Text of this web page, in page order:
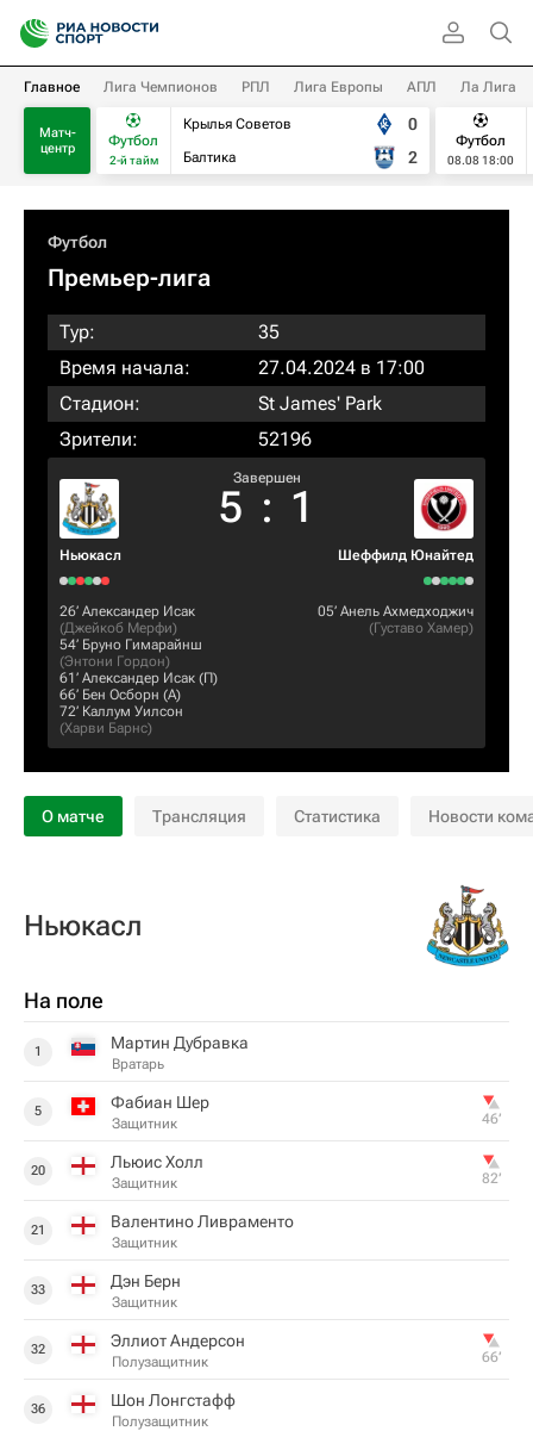
Главное Лига Чемпионов РПЛ Лига Европы АПЛ Ла Лига
Матч-
центр
Футбол
2-й тайм
Крылья Советов
Балтика
0
2
Футбол
08.08 18:00
Футбол
Премьер-лига
Тур:
35
Время начала:
27.04.2024 в 17:00
Стадион:
St James' Park
Зрители:
52196
Ньюкасл
Завершен
5 : 1
Шеффилд Юнайтед
26‎’‎ Александер Исак
(Джейкоб Мерфи)
54‎’‎ Бруно Гимарайнш
(Энтони Гордон)
61‎’‎ Александер Исак (П)
66‎’‎ Бен Осборн (А)
72‎’‎ Каллум Уилсон
(Харви Барнс)
05‎’‎ Анель Ахмедходжич
(Густаво Хамер)
О матче Трансляция Статистика Новости
Ньюкасл
На поле
1 Мартин Дубравка
Вратарь
5 Фабиан Шер
Защитник 46‎’‎
20 Льюис Холл
Защитник 82‎’‎
21 Валентино Ливраменто
Защитник
33 Дэн Берн
Защитник
32 Эллиот Андерсон
Полузащитник 66‎’‎
36 Шон Лонгстафф
Полузащитник